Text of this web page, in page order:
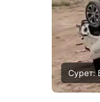
Сурет: